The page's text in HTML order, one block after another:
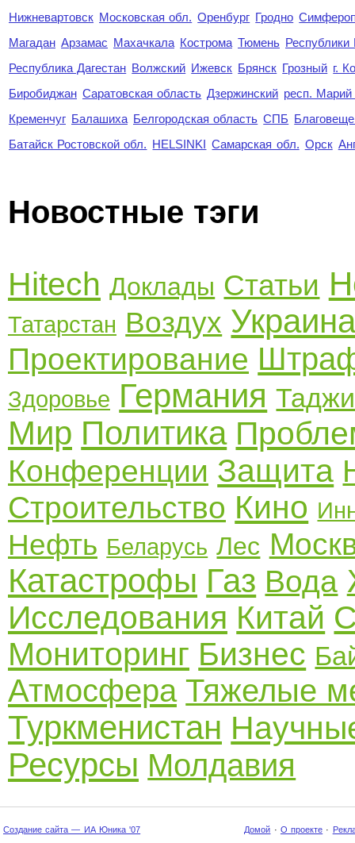
Нижневартовск Московская обл. Оренбург Гродно
Магадан Арзамас Махачкала Кострома Тюмень Республики
Республика Дагестан Волжский Ижевск Брянск Грозный г.
Биробиджан Саратовская область Дзержинский респ.
Кременчуг Балашиха Белгородская область СПБ
Батайск Ростовской обл. HELSINKI Самарская обл. Орск
Новостные тэги
Hitech Доклады Статьи
Татарстан Воздух
Проектирование
Здоровье Германия
Мир Политика
Конференции Защита
Строительство Кино
Нефть Беларусь Лес
Катастрофы Газ Вода
Исследования Китай
Мониторинг Бизнес
Атмосфера Тяжелые
Туркменистан
Ресурсы Молдавия
Создание сайта — ИА Юника '07 Домой · О проекте ·